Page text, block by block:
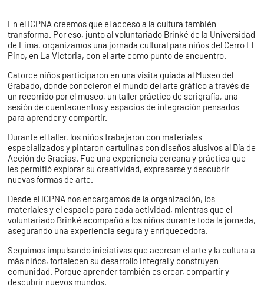
En el ICPNA creemos que el acceso a la cultura también
transforma. Por eso, junto al voluntariado Brinké de la Universidad
de Lima, organizamos una jornada cultural para niños del Cerro El
Pino, en La Victoria, con el arte como punto de encuentro.
Catorce niños participaron en una visita guiada al Museo del
Grabado, donde conocieron el mundo del arte gráfico a través de
un recorrido por el museo, un taller práctico de serigrafía, una
sesión de cuentacuentos y espacios de integración pensados
para aprender y compartir.
Durante el taller, los niños trabajaron con materiales
especializados y pintaron cartulinas con diseños alusivos al Día de
Acción de Gracias. Fue una experiencia cercana y práctica que
les permitió explorar su creatividad, expresarse y descubrir
nuevas formas de arte.
Desde el ICPNA nos encargamos de la organización, los
materiales y el espacio para cada actividad, mientras que el
voluntariado Brinké acompañó a los niños durante toda la jornada,
asegurando una experiencia segura y enriquecedora.
Seguimos impulsando iniciativas que acercan el arte y la cultura a
más niños, fortalecen su desarrollo integral y construyen
comunidad. Porque aprender también es crear, compartir y
descubrir nuevos mundos.